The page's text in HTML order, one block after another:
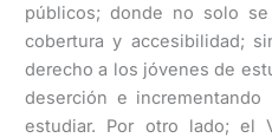
públicos; donde no solo
cobertura y accesibilidad;
derecho a los jóvenes de
deserción e
estudiar. Por otro lado; el